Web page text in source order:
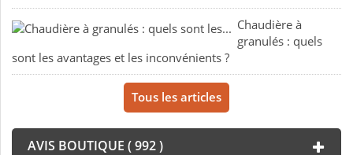
Chaudière à
granulés : quels
sont les avantages et les inconvénients ?
Tous les articles
AVIS BOUTIQUE ( 992 )